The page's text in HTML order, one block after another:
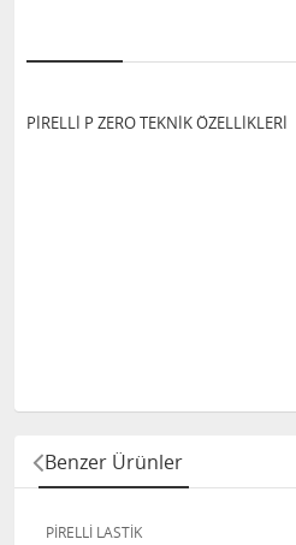
PİRELLİ P ZERO TEKNİK ÖZELLİKLERİ
Benzer Ürünler
PİRELLİ LASTİK